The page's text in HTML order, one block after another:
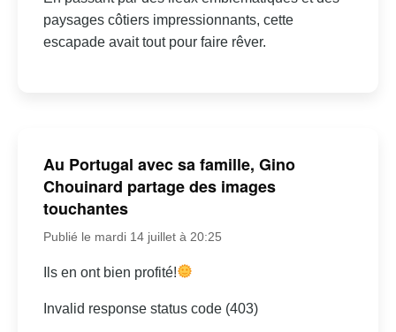
paysages côtiers impressionnants, cette
escapade avait tout pour faire rêver.
Au Portugal avec sa famille, Gino
Chouinard partage des images
touchantes
Publié le mardi 14 juillet à 20:25
Ils en ont bien profité!
Invalid response status code (403)